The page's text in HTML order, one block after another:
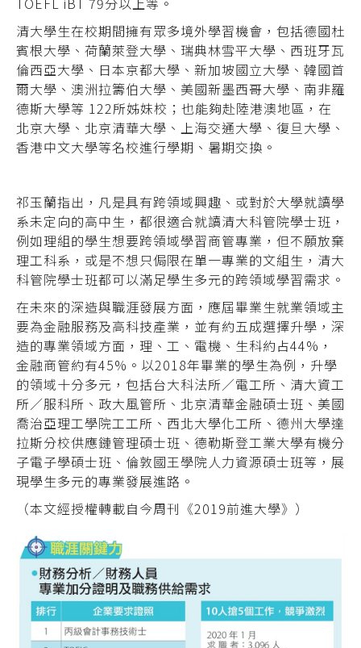
清大學生在校期間擁有眾多境外學習機會，包括德國杜
賓根大學、荷蘭萊登大學、瑞典林雪平大學、西班牙瓦
倫西亞大學、日本京都大學、新加坡國立大學、韓國首
爾大學、澳洲拉籌伯大學、美國新墨西哥大學、南非羅
德斯大學等 122所姊妹校；也能夠赴陸港澳地區，在
北京大學、北京清華大學、上海交通大學、復旦大學、
香港中文大學等名校進行學期、暑期交換。
祁玉蘭指出，凡是具有跨領域興趣、或對於大學就讀學
系未定向的高中生，都很適合就讀清大科管院學士班，
例如理組的學生想要跨領域學習商管專業，但不願放棄
理工科系，或是不想只侷限在單一專業的文組生，清大
科管院學士班都可以滿足學生多元的跨領域學習需求。
在未來的深造與職涯發展方面，應屆畢業生就業領域主
要為金融服務及高科技產業，並有約五成選擇升學，深
造的專業領域方面，理、工、電機、生科約占44%，
金融商管約有45%。以2018年畢業的學生為例，升學
的領域十分多元，包括台大科法所／電工所、清大資工
所／服科所、政大風管所、北京清華金融碩士班、美國
喬治亞理工學院工工所、西北大學化工所、德州大學達
拉斯分校供應鏈管理碩士班、德勒斯登工業大學有機分
子電子學碩士班、倫敦國王學院人力資源碩士班等，展
現學生多元的專業發展進路。
（本文經授權轉載自今周刊《2019前進大學》）